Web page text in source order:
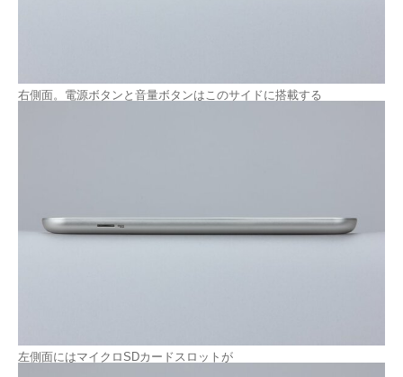
右側面。電源ボタンと音量ボタンはこのサイドに搭載する
左側面にはマイクロSDカードスロットが